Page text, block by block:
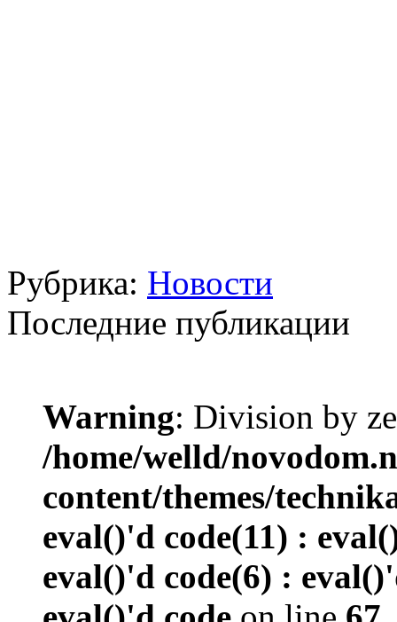
Рубрика: Новости
Последние публикации
Warning: Division by
/home/welld/
content/themes/
eval()'d code(11) :
eval()'d code(6) :